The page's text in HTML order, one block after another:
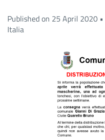
Published on 25 April 2020 •
Italia